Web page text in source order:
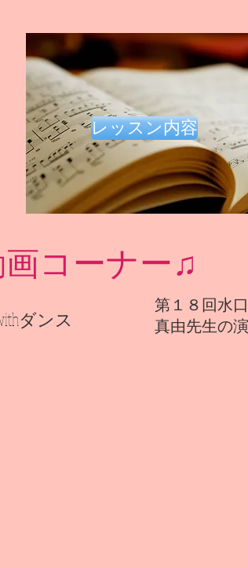
レッスン内容
コーナー♫
ダンス
第１８回水
真由先生の